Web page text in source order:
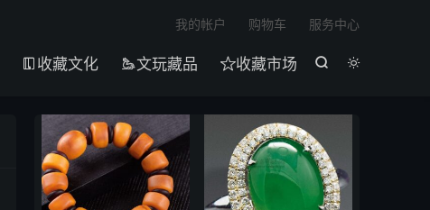


 收藏文化 文玩藏品 收藏市场
我的帐户 购物车 服务中心